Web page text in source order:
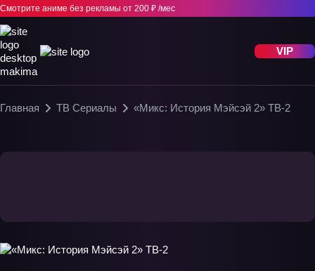
Смотрите аниме без рекламы от 200 ₽ /мес
VIP
Главная ТВ Сериалы «Микс: История Мэйсэй 2» ТВ-2